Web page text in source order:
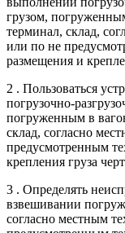
грузом,
терминал, склад,
или по не
размещения и
2 . Пользоваться
погрузочно-
погруженным в
склад, согласно
предусмотренным
крепления груза
3 . Определять
взвешивании
согласно местным